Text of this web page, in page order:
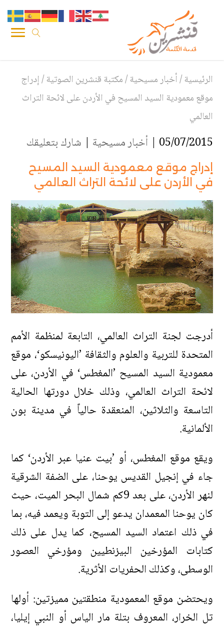
الرئيسية/أخبار مسيحية/مكتبة قنشرين الصوتية/إدراج
موقع معمودية السيد المسيح في الأردن على لائحة التراث
العالمي
05/07/2015 | أخبار مسيحية | شارك بتعليقك
إدراج موقع معمودية السيد المسيح
في الأردن على لائحة التراث العالمي
أدرجت لجنة التراث العالمي، التابعة لمنظمة الأمم
المتحدة للتربية والعلوم والثقافة ’اليونيسكو‘، موقع
معمودية السيد المسيح ’المغطس‘ في الأردن، على
لائحة التراث العالمي، وذلك خلال دورتها الحالية
التاسعة والثلاثين، المنعقدة حالياً في مدينة بون
الألمانية.
ويقع موقع المغطس، أو ’بيت عنيا عبر الأردن‘ كما
جاء في إنجيل القديس يوحنا، على الضفة الشرقية
لنهر الأردن، على بعد 9كم شمال البحر الميت، حيث
كان يوحنا المعمدان يدعو إلى التوبة ويعمد فيه، بما
في ذلك اعتماد السيد المسيح، كما يدل على ذلك
كتابات المؤرخين البيزنطيين ومؤرخي العصور
الوسطى، وكذلك الحفريات الأثرية.
ويحتضن موقع المعمودية منطقتين مميزتين: أولها
تل الخرار، المعروف بتلة مار الياس أو النبي إيليا،